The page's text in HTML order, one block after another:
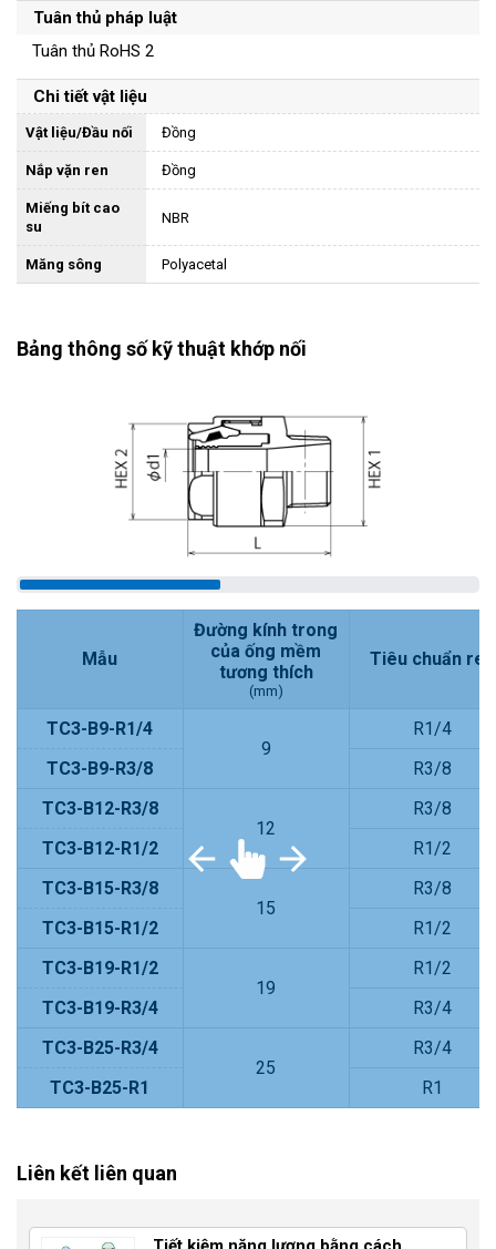
Tuân thủ pháp luật
Tuân thủ RoHS 2
Chi tiết vật liệu
Vật liệu/Đầu nối Đồng
Nắp vặn ren Đồng
Miếng bít cao
su
NBR
Măng sông Polyacetal
Bảng thông số kỹ thuật khớp nối
Mẫu
Đường kính trong
của ống mềm
tương thích
(mm)
Tiêu chuẩn ren
TC3-B9-R1/4
9
R1/4
TC3-B9-R3/8
R3/8
TC3-B12-R3/8
12
R3/8
TC3-B12-R1/2
R1/2
TC3-B15-R3/8
15
R3/8
TC3-B15-R1/2
R1/2
TC3-B19-R1/2
19
R1/2
TC3-B19-R3/4
R3/4
TC3-B25-R3/4
25
R3/4
TC3-B25-R1
R1
Liên kết liên quan